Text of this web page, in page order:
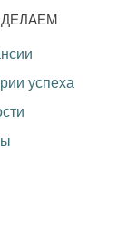
успеха